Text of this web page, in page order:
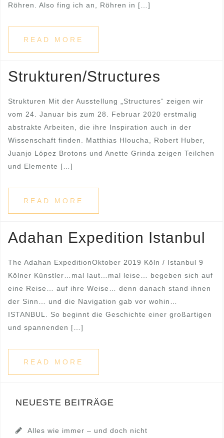
Röhren. Also fing ich an, Röhren in […]
READ MORE
Strukturen/Structures
Strukturen Mit der Ausstellung „Structures“ zeigen wir
vom 24. Januar bis zum 28. Februar 2020 erstmalig
abstrakte Arbeiten, die ihre Inspiration auch in der
Wissenschaft finden. Matthias Hloucha, Robert Huber,
Juanjo López Brotons und Anette Grinda zeigen Teilchen
und Elemente […]
READ MORE
Adahan Expedition Istanbul
The Adahan ExpeditionOktober 2019 Köln / Istanbul 9
Kölner Künstler…mal laut…mal leise… begeben sich auf
eine Reise… auf ihre Weise… denn danach stand ihnen
der Sinn… und die Navigation gab vor wohin…
ISTANBUL. So beginnt die Geschichte einer großartigen
und spannenden […]
READ MORE
NEUESTE BEITRÄGE
Alles wie immer – und doch nicht